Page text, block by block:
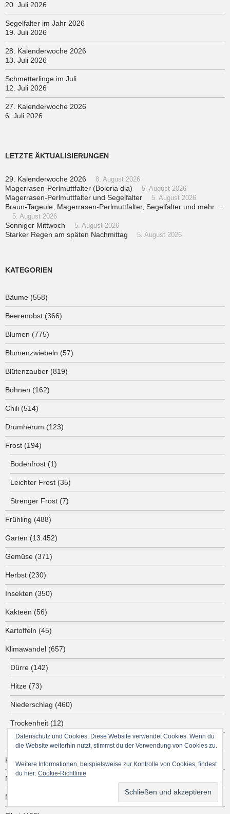
20. Juli 2026
Segelfalter im Jahr 2026
19. Juli 2026
28. Kalenderwoche 2026
13. Juli 2026
Schmetterlinge im Juli
12. Juli 2026
27. Kalenderwoche 2026
6. Juli 2026
LETZTE ÄKTUALISIERUNGEN
29. Kalenderwoche 2026 8. August 2026
Magerrasen-Perlmuttfalter (Boloria dia) 5. August 2026
Magerrasen-Perlmuttfalter und Segelfalter 5. August 2026
Braun-Tageule, Magerrasen-Perlmuttfalter, Segelfalter und mehr …
5. August 2026
Sonniger Mittwoch 5. August 2026
Starker Regen am späten Nachmittag 5. August 2026
KATEGORIEN
Bäume (558)
Beerenobst (366)
Blumen (775)
Blumenzwiebeln (57)
Blütenzauber (819)
Bohnen (162)
Chili (514)
Drumherum (123)
Frost (194)
Bodenfrost (1)
Leichter Frost (35)
Strenger Frost (7)
Frühling (488)
Garten (13.452)
Gemüse (371)
Herbst (230)
Insekten (350)
Kakteen (56)
Kartoffeln (45)
Klimawandel (657)
Dürre (142)
Hitze (73)
Niederschlag (460)
Trockenheit (12)
Wind(149)
Kräuter (591)
Nüsse (44)
Nutzgarten
Datenschutz und Cookies: Diese Website verwendet Cookies. Wenn du
die Website weiterhin nutzt, stimmst du der Verwendung von Cookies zu.
Weitere Informationen, beispielsweise zur Kontrolle von Cookies, findest
du hier: Cookie-Richtlinie